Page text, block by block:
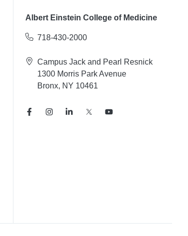
Albert Einstein College of Medicine
718-430-2000
Campus Jack and Pearl Resnick
1300 Morris Park Avenue
Bronx, NY 10461